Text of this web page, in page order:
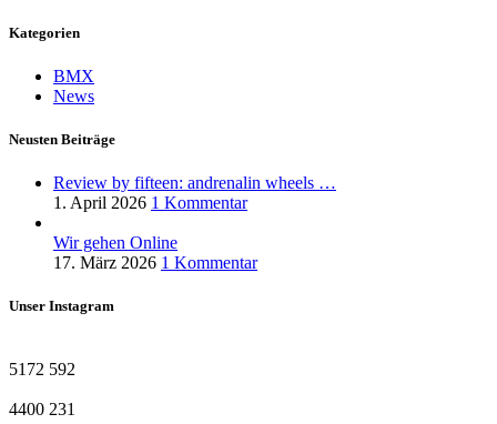
Kategorien
BMX
News
Neusten Beiträge
Review by fifteen: andrenalin wheels …
1. April 2026 1 Kommentar
Wir gehen Online
17. März 2026 1 Kommentar
Unser Instagram
5172 592
4400 231